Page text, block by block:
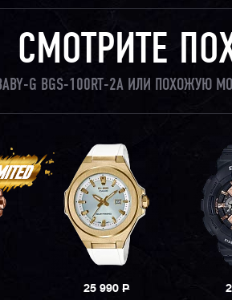
СМОТРИТЕ
G BGS-100RT-2A ИЛИ ПОХОЖУЮ
25 990P